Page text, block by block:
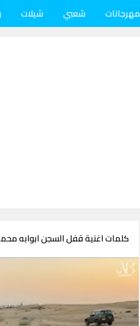
مهرجانات شعبي شيلات
كلمات اغنية قفل السجن ابوابه